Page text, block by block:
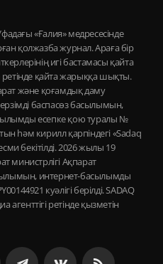
қолжазба журнал. Араға бір
игі бастамасы қайта
ретінде қайта жарыққа шықты.
және қоғамдық даму
баспасөз басылымын,
есепке қою туралы №
һәм кирилл қарпіндегі «Sadaq
бекітілді. 2026 жылы 19
министрлігі Ақпарат
интернет-басылымды
куәлігі берілді. SADAQ
агенттігі ретінде қызметін